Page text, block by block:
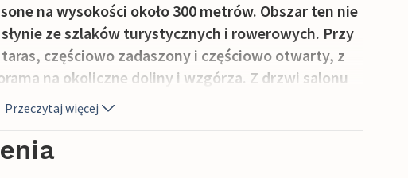
na wysokości około 300 metrów. Obszar ten nie
ze szlaków turystycznych i rowerowych. Przy
częściowo zadaszony i częściowo otwarty, z
na okoliczne doliny i wzgórza. Z drzwi salonu
dużej kuchni z wszystkimi urządzeniami. Dostęp
bramą. W pobliżu znajdują się liczne ścieżki
Pierwsza wycieczka musi być z pewnością do
oddalone o 25 km i słynie z surowej szynki San
Przeczytaj więcej